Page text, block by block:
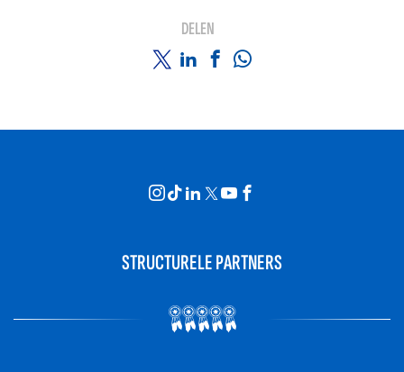
DELEN
STRUCTURELE PARTNERS